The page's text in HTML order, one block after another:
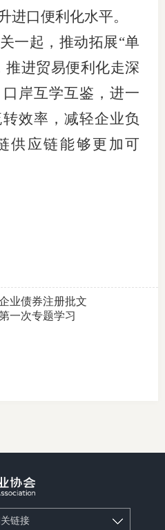
口便利化水平。
起，推动拓展“单
推进贸易便利化走深
岸互学互鉴，进一
效率，减轻企业负
供应链能够更加可
业债券注册批文
一次专题学习
链接